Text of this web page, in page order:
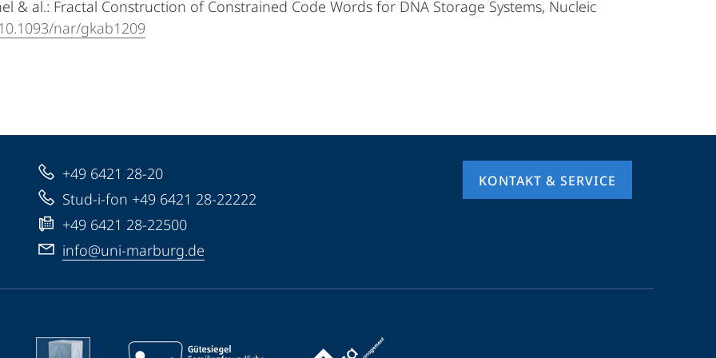
& al.: Fractal Construction of Constrained Code Words for DNA Storage Systems, Nucleic
nar/gkab1209
+49 6421 28-20
Stud-i-fon +49 6421 28-22222
+49 6421 28-22500
info@uni-marburg.de
KONTAKT & SERVICE